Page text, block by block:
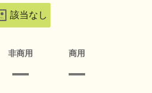
該当なし
非商用 商用